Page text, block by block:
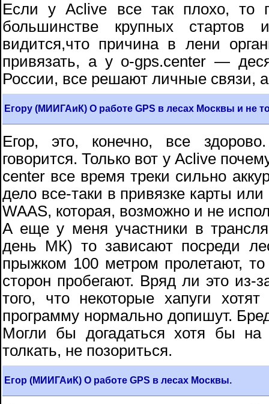
Если у Aclive все так плохо, то
большинстве крупных стартов
видится,что причина в лени
привязать, а у o-gps.center —
России, все решают личные связи, а
Егору (МИИГАиК) О работе GPS в лесах Москвы и не
Егор, это, конечно, все
говорится. Только вот у Aclive
center все время треки сильно
дело все-таки в привязке карты
WAAS, которая, возможно и не
А еще у меня участники в
день МК) то зависают посреди
прыжком 100 метром пролетают,
сторон пробегают. Вряд ли это из-
того, что некоторые хапуги
программу нормально допишут.
Могли бы догадаться хотя бы
толкать, не позориться.
Егор (МИИГАиК) О работе GPS в лесах Москвы.